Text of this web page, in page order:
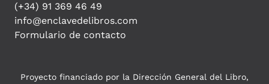
(+34) 91 369 46 49
info@enclavedelibros.com
Formulario de contacto
Proyecto financiado por la Dirección General del Libro,